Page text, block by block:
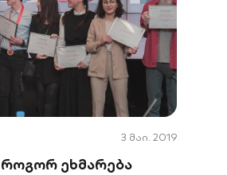
3 მაი. 2019
ეხმარება